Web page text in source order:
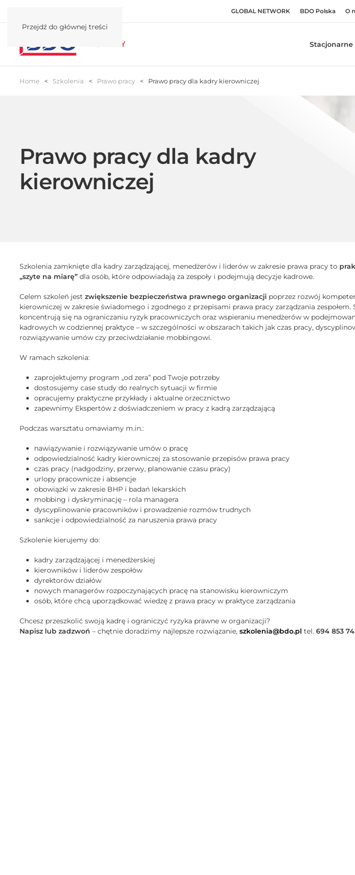
Przejdź do głównej treści
GLOBAL NETWORK BDO Polska O
Stacjonarne
Home Szkolenia Prawo pracy Prawo pracy dla kadry kierowniczej
Prawo pracy dla kadry
kierowniczej
Szkolenia zamknięte dla kadry zarządzającej, menedżerów i liderów w zakresie prawa pracy to
„szyte na miarę” dla osób, które odpowiadają za zespoły i podejmują decyzje kadrowe.
Celem szkoleń jest zwiększenie bezpieczeństwa prawnego organizacji poprzez rozwój
kierowniczej w zakresie świadomego i zgodnego z przepisami prawa pracy zarządzania zespołem.
koncentrują się na ograniczaniu ryzyk pracowniczych oraz wspieraniu menedżerów w
kadrowych w codziennej praktyce – w szczególności w obszarach takich jak czas pracy,
rozwiązywanie umów czy przeciwdziałanie mobbingowi.
W ramach szkolenia:
zaprojektujemy program „od zera” pod Twoje potrzeby
dostosujemy case study do realnych sytuacji w firmie
opracujemy praktyczne przykłady i aktualne orzecznictwo
zapewnimy Ekspertów z doświadczeniem w pracy z kadrą zarządzającą
Podczas warsztatu omawiamy m.in.:
nawiązywanie i rozwiązywanie umów o pracę
odpowiedzialność kadry kierowniczej za stosowanie przepisów prawa pracy
czas pracy (nadgodziny, przerwy, planowanie czasu pracy)
urlopy pracownicze i absencje
obowiązki w zakresie BHP i badań lekarskich
mobbing i dyskryminację – rola managera
dyscyplinowanie pracowników i prowadzenie rozmów trudnych
sankcje i odpowiedzialność za naruszenia prawa pracy
Szkolenie kierujemy do:
kadry zarządzającej i menedżerskiej
kierowników i liderów zespołów
dyrektorów działów
nowych managerów rozpoczynających pracę na stanowisku kierowniczym
osób, które chcą uporządkować wiedzę z prawa pracy w praktyce zarządzania
Chcesz przeszkolić swoją kadrę i ograniczyć ryzyka prawne w organizacji?
Napisz lub zadzwoń – chętnie doradzimy najlepsze rozwiązanie, szkolenia@bdo.pl tel. 694 853